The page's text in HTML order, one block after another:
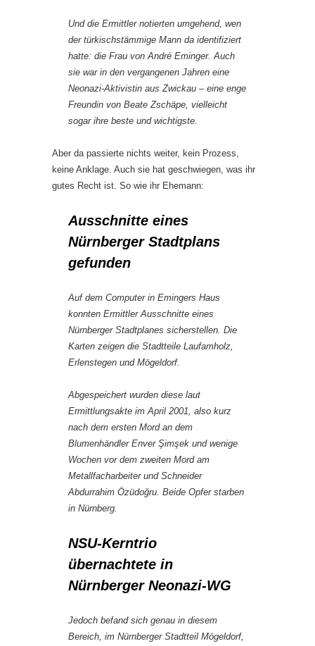
Und die Ermittler notierten umgehend, wen
der türkischstämmige Mann da identifiziert
hatte: die Frau von André Eminger. Auch
sie war in den vergangenen Jahren eine
Neonazi-Aktivistin aus Zwickau – eine enge
Freundin von Beate Zschäpe, vielleicht
sogar ihre beste und wichtigste.
Aber da passierte nichts weiter, kein Prozess,
keine Anklage. Auch sie hat geschwiegen, was ihr
gutes Recht ist. So wie ihr Ehemann:
Ausschnitte eines
Nürnberger Stadtplans
gefunden
Auf dem Computer in Emingers Haus
konnten Ermittler Ausschnitte eines
Nürnberger Stadtplanes sicherstellen. Die
Karten zeigen die Stadtteile Laufamholz,
Erlenstegen und Mögeldorf.
Abgespeichert wurden diese laut
Ermittlungsakte im April 2001, also kurz
nach dem ersten Mord an dem
Blumenhändler Enver Şimşek und wenige
Wochen vor dem zweiten Mord am
Metallfacharbeiter und Schneider
Abdurrahim Özüdoğru. Beide Opfer starben
in Nürnberg.
NSU-Kerntrio
übernachtete in
Nürnberger Neonazi-WG
Jedoch befand sich genau in diesem
Bereich, im Nürnberger Stadtteil Mögeldorf,